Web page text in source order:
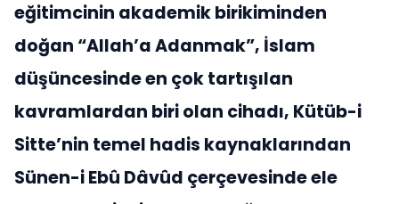
eğitimcinin akademik birikiminden
doğan “Allah’a Adanmak”, İslam
düşüncesinde en çok tartışılan
kavramlardan biri olan cihadı, Kütüb-i
Sitte’nin temel hadis kaynaklarından
Sünen-i Ebû Dâvûd çerçevesinde ele